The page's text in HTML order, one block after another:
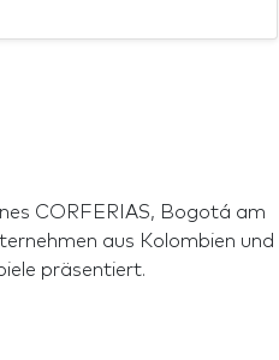
CORFERIAS, Bogotá am
aus Kolombien und
präsentiert.